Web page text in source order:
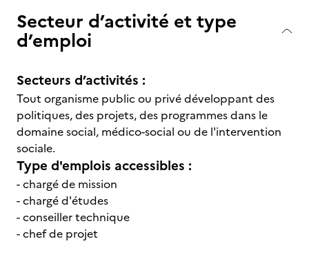
Secteur d’activité et type
d’emploi
Secteurs d’activités :
Tout organisme public ou privé développant des
politiques, des projets, des programmes dans le
domaine social, médico-social ou de l'intervention
sociale.
Type d'emplois accessibles :
- chargé de mission
- chargé d'études
- conseiller technique
- chef de projet